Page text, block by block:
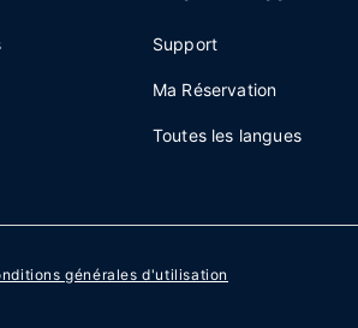
Support
Ma Réservation
Toutes les langues
générales d'utilisation